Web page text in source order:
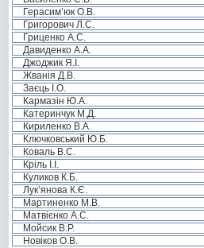
Герасим’юк О.В.
Григорович Л.С.
Гриценко А.С.
Давиденко А.А.
Джоджик Я.І.
Жванія Д.В.
Заєць І.О.
Кармазін Ю.А.
Катеринчук М.Д.
Кириленко В.А.
Ключковський Ю.Б.
Коваль В.С.
Кріль І.І.
Куликов К.Б.
Лук’янова К.Є.
Мартиненко М.В.
Матвієнко А.С.
Мойсик В.Р.
Новіков О.В.